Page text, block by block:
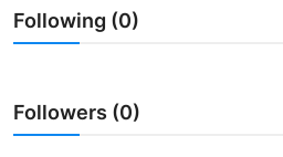
Following (0)
Followers (0)